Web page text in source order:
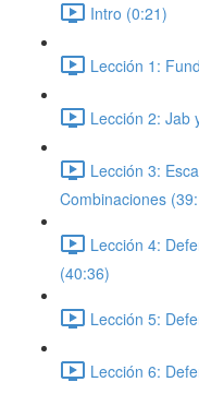
Intro (0:21)
Lección 1:
Lección 2: Jab
Lección 3:
Combinaciones
Lección 4:
(40:36)
Lección 5:
Lección 6: